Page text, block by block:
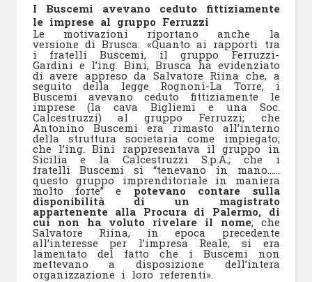
I Buscemi avevano ceduto fittiziamente
le imprese al gruppo Ferruzzi
Le motivazioni riportano anche la
versione di Brusca: «Quanto ai rapporti tra
i fratelli Buscemi, il gruppo Ferruzzi-
Gardini e l’ing. Bini, Brusca ha evidenziato
di avere appreso da Salvatore Riina che, a
seguito della legge Rognoni-La Torre, i
Buscemi avevano ceduto fittiziamente le
imprese (la cava Bigliemi e una Soc.
Calcestruzzi) al gruppo Ferruzzi; che
Antonino Buscemi era rimasto all’interno
della struttura societaria come impiegato;
che l’ing. Bini rappresentava il gruppo in
Sicilia e la Calcestruzzi S.p.A.; che i
fratelli Buscemi si “tenevano in mano……
questo gruppo imprenditoriale in maniera
molto forte” e potevano contare sulla
disponibilità di un magistrato
appartenente alla Procura di Palermo, di
cui non ha voluto rivelare il nome; che
Salvatore Riina, in epoca precedente
all’interesse per l’impresa Reale, si era
lamentato del fatto che i Buscemi non
mettevano a disposizione dell’intera
organizzazione i loro referenti».